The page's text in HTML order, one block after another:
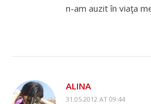
n-am auzit în viaţa
ALINA
31.05.2012 AT 09:44